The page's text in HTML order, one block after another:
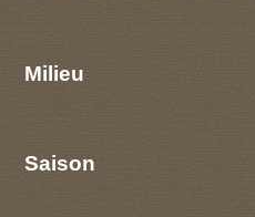
Milieu
Saison